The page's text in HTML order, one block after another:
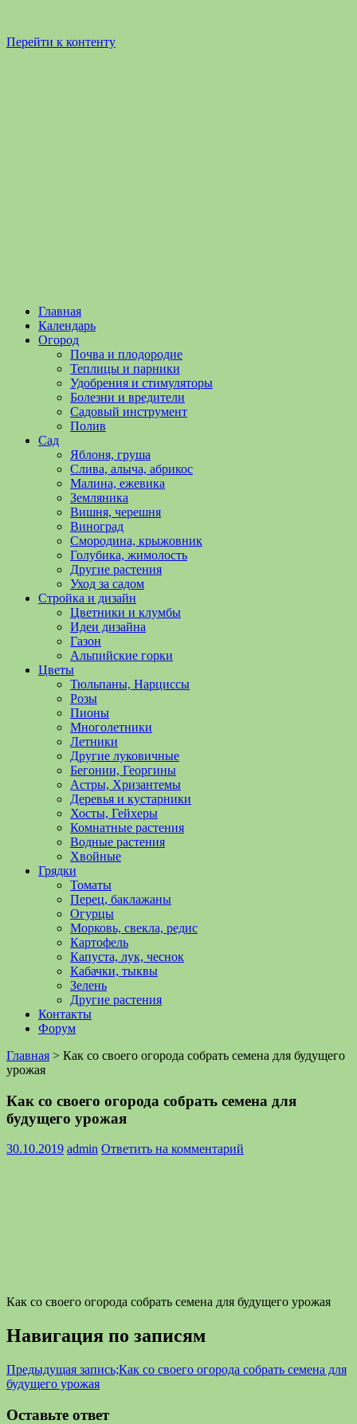
Перейти к контенту
Садоводство
Огородничество
Садоводство
огородничество
полезные
уходу
овощами,
растениями
Поможем
обустройстве
выращивании
Главная
Календарь
Огород
Почва и плодородие
Теплицы и парники
Удобрения и стимуляторы
Болезни и вредители
Садовый инструмент
Полив
Сад
Яблоня, груша
Слива, алыча, абрикос
Малина, ежевика
Земляника
Вишня, черешня
Виноград
Смородина, крыжовник
Голубика, жимолость
Другие растения
Уход за садом
Стройка и дизайн
Цветники и клумбы
Идеи дизайна
Газон
Альпийские горки
Цветы
Тюльпаны, Нарциссы
Розы
Пионы
Многолетники
Летники
Другие луковичные
Бегонии, Георгины
Астры, Хризантемы
Деревья и кустарники
Хосты, Гейхеры
Комнатные растения
Водные растения
Хвойные
Грядки
Томаты
Перец, баклажаны
Огурцы
Морковь, свекла, редис
Картофель
Капуста, лук, чеснок
Кабачки, тыквы
Зелень
Другие растения
Контакты
Форум
Главная > Как со своего огорода собрать семена для будущего
урожая
Как со своего огорода собрать семена для
будущего урожая
30.10.2019 admin Ответить на комментарий
Как со своего огорода собрать семена для будущего урожая
Навигация по записям
Предыдущая запись;Как со своего огорода собрать семена для
будущего урожая
Оставьте ответ